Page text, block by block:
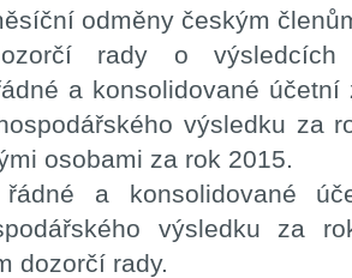
odměny českým
rady o výsledcích
a konsolidované
výsledku za
osobami za rok 2015.
a konsolidované
výsledku za
dozorčí rady.